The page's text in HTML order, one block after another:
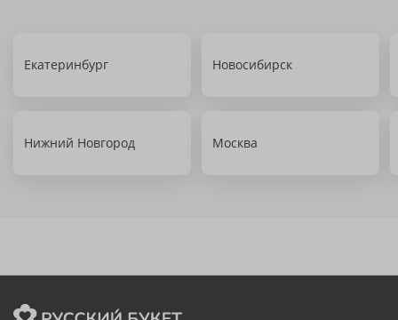
Екатеринбург Новосибирск
Нижний Новгород Москва